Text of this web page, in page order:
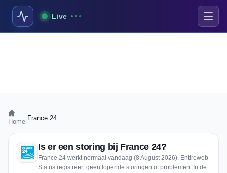
Live
Home France 24
Is er een storing bij France 24?
France 24 werkt normaal vandaag (8 August 2026). Entireweb
Status registreert geen lopende storingen of problemen. In de